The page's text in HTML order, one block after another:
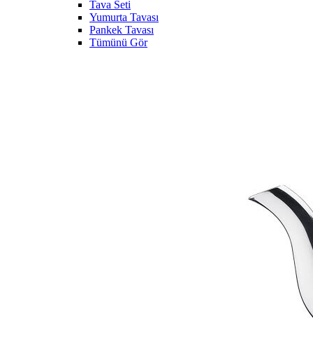
Tava Seti
Yumurta Tavası
Pankek Tavası
Tümünü Gör